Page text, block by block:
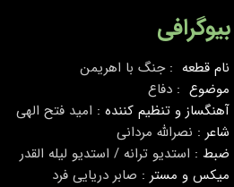
بیوگرافی
نام قطعه :جنگ با اهریمن
موضوع : دفاع
آهنگساز و تنظیم کننده : امید فتح الهی
شاعر : نصرالله مردانی
ضبط : استدیو ترانه / استدیو لیله القدر
میکس و مستر : صابر دریایی فرد